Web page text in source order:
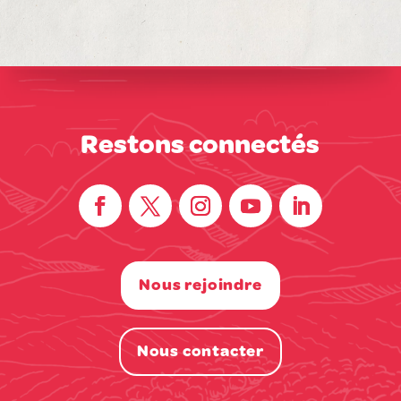
Restons connectés
Nous rejoindre
Nous contacter